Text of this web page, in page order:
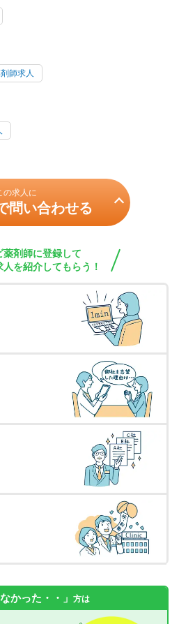
師求人
の求人に
問い合わせる
薬剤師に登録して
を紹介してもらう！
かった・・」 方は